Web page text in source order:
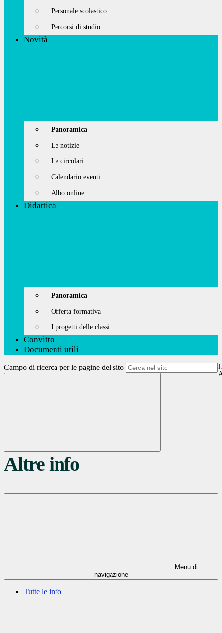
Personale scolastico
Percorsi di studio
Novità
Panoramica
Le notizie
Le circolari
Calendario eventi
Albo online
Didattica
Panoramica
Offerta formativa
I progetti delle classi
Convitto
Documenti utili
Campo di ricerca per le pagine del sito
Altre info
Menu di
navigazione
Tutte le info